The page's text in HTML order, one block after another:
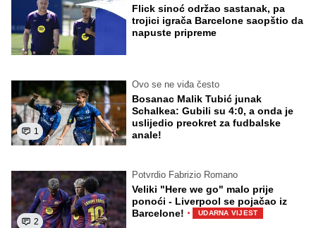
Flick sinoć održao sastanak, pa
trojici igrača Barcelone saopštio da
napuste pripreme
1
Ovo se ne viđa često
Bosanac Malik Tubić junak
Schalkea: Gubili su 4:0, a onda je
uslijedio preokret za fudbalske
anale!
2
Potvrdio Fabrizio Romano
Veliki "Here we go" malo prije
ponoći - Liverpool se pojačao iz
Barcelone! · UDARNA VIJEST